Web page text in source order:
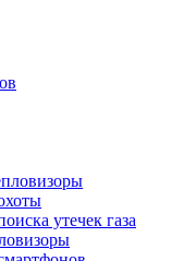
утечек газа